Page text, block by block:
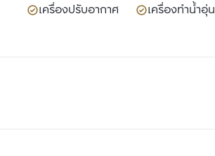
เครื่องปรับอากาศ เครื่องทำน้ำอุ่น